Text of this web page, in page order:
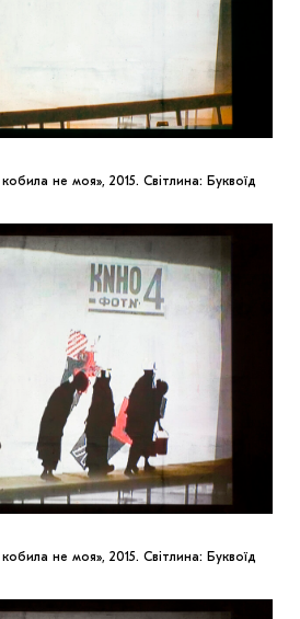
не моя», 2015. Світлина: Буквоїд
не моя», 2015. Світлина: Буквоїд